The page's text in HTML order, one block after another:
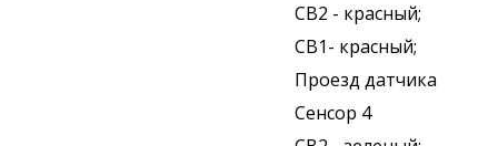
СВ2 - красный;
СВ1- красный;
Проезд датчика
Сенсор 4